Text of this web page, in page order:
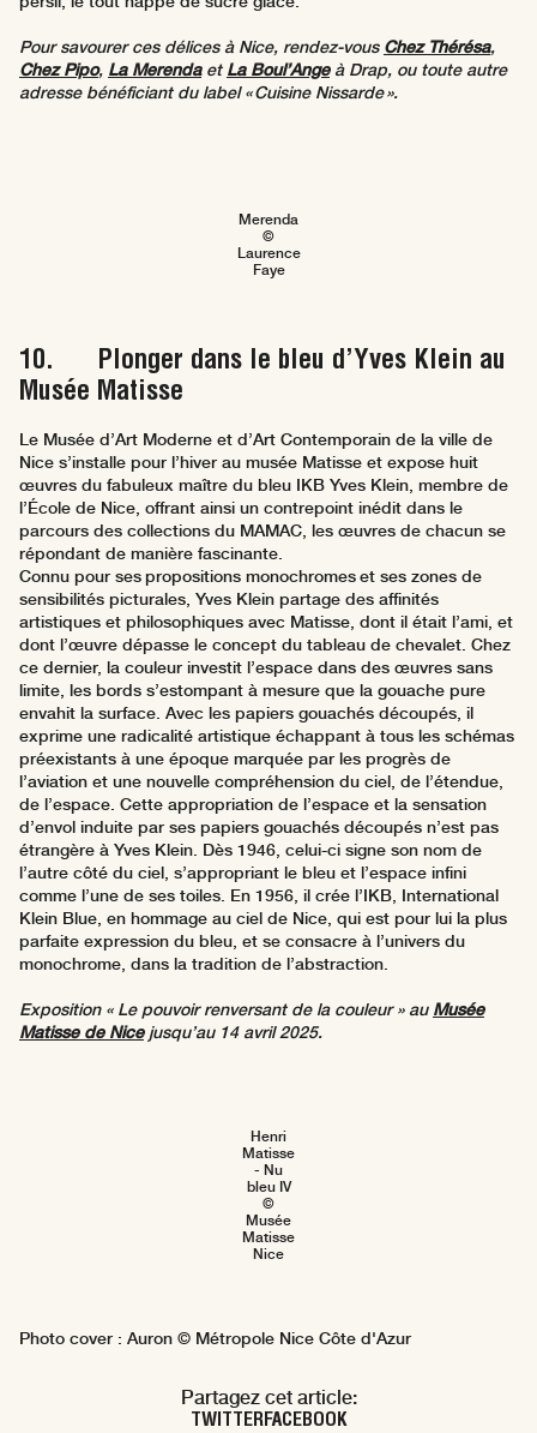
Pour savourer ces délices à Nice, rendez-vous Chez Thérésa,
Chez Pipo, La Merendaet La Boul’Angeà Drap, ou toute autre
adresse bénéficiant du label « Cuisine Nissarde ».
Merenda
©
Laurence
Faye
10. Plonger dans le bleu d’Yves Klein au
Musée Matisse
Le Musée d’Art Moderne et d’Art Contemporain de la ville de
Nice s’installe pour l’hiver au musée Matisse et expose huit
œuvres du fabuleux maître du bleu IKB Yves Klein, membre de
l’École de Nice, offrant ainsi un contrepoint inédit dans le
parcours des collections du MAMAC, les œuvres de chacun se
répondant de manière fascinante.
Connu pour ses propositions monochromes et ses zones de
sensibilités picturales, Yves Klein partage des affinités
artistiques et philosophiques avec Matisse, dont il était l’ami, et
dont l’œuvre dépasse le concept du tableau de chevalet. Chez
ce dernier, la couleur investit l’espace dans des œuvres sans
limite, les bords s’estompant à mesure que la gouache pure
envahit la surface. Avec les papiers gouachés découpés, il
exprime une radicalité artistique échappant à tous les schémas
préexistants à une époque marquée par les progrès de
l’aviation et une nouvelle compréhension du ciel, de l’étendue,
de l’espace. Cette appropriation de l’espace et la sensation
d’envol induite par ses papiers gouachés découpés n’est pas
étrangère à Yves Klein. Dès 1946, celui-ci signe son nom de
l’autre côté du ciel, s’appropriant le bleu et l’espace infini
comme l’une de ses toiles. En 1956, il crée l’IKB, International
Klein Blue, en hommage au ciel de Nice, qui est pour lui la plus
parfaite expression du bleu, et se consacre à l’univers du
monochrome, dans la tradition de l’abstraction.
Exposition « Le pouvoir renversant de la couleur » au Musée
Matisse de Nicejusqu’au 14 avril 2025.
Henri
Matisse
- Nu
bleu IV
©
Musée
Matisse
Nice
Photo cover : Auron © Métropole Nice Côte d'Azur
Partagez cet article:
TWITTERFACEBOOK